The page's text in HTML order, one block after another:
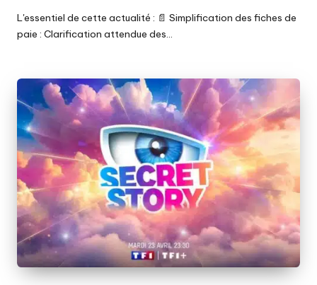
L'essentiel de cette actualité : 📄 Simplification des fiches de
paie : Clarification attendue des…